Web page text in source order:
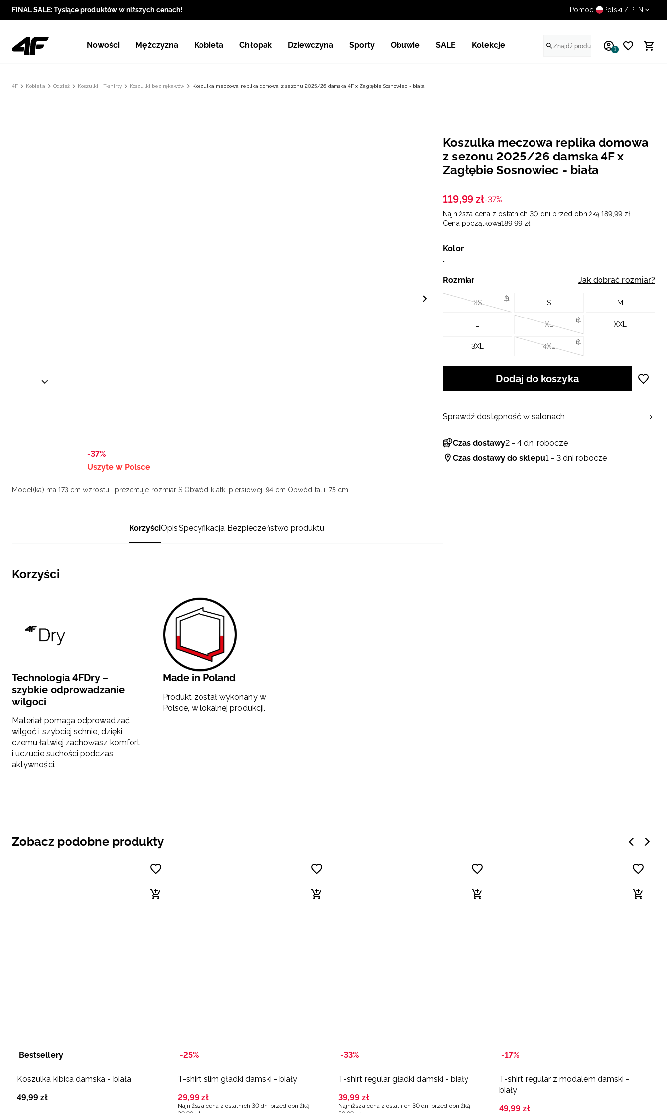
FINAL SALE: Tysiące produktów w niższych cenach! UWAGA NA FAŁSZYWE
Pomoc Polski / PLN
Nowości Mężczyzna Kobieta Chłopak Dziewczyna Sporty Obuwie SALE Kolekcje 1
4F Kobieta Odzież Koszulki i T-shirty Koszulki bez rękawów Koszulka meczowa replika domowa z sezonu 2025/26 damska 4F x Zagłębie Sosnowiec - biała
-37%
Uszyte w Polsce
Model(ka) ma 173 cm wzrostu i prezentuje rozmiar S Obwód klatki piersiowej: 94 cm Obwód talii: 75 cm
KorzyściOpisSpecyfikacja Bezpieczeństwo produktu
Korzyści
Technologia 4FDry –
szybkie odprowadzanie
wilgoci
Materiał pomaga odprowadzać
wilgoć i szybciej schnie, dzięki
czemu łatwiej zachowasz komfort
i uczucie suchości podczas
aktywności.
Made in Poland
Produkt został wykonany w
Polsce, w lokalnej produkcji.
Koszulka meczowa replika domowa
z sezonu 2025/26 damska 4F x
Zagłębie Sosnowiec - biała
119,99 zł-37%
Najniższa cena z ostatnich 30 dni przed obniżką 189 99 zł
Cena początkowa189 99 zł
Kolor
Rozmiar Jak dobrać rozmiar?
XS S M
XL XXL
3XL 4XL
Dodaj do koszyka
Czas dostawy2 - 4 dni robocze
Czas dostawy do sklepu1 - 3 dni robocze
Sprawdź dostępność w salonach
Zobacz podobne produkty
Bestsellery
Koszulka kibica damska - biała
49,99 zł
-25%
T-shirt slim gładki damski - biały
29,99 zł
Najniższa cena z ostatnich 30 dni przed obniżką
-33%
T-shirt regular gładki damski - biały
39,99 zł
Najniższa cena z ostatnich 30 dni przed obniżką
-17%
T-shirt regular z modalem damski -
biały
49,99 zł